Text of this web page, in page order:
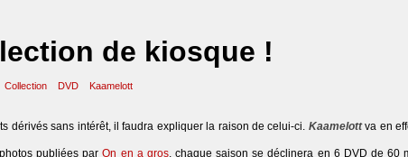
de kiosque !
Collection DVD Kaamelott
dérivés sans intérêt, il faudra expliquer la raison de celui-ci. Kaamelottva en
publiées parOn en a gros, chaque saison se déclinera en 6 DVD de 60